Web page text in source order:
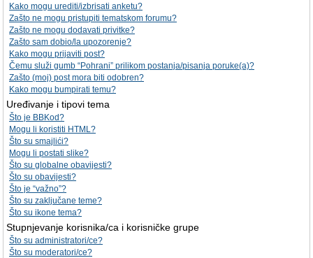
Kako mogu urediti/izbrisati anketu?
Zašto ne mogu pristupiti tematskom forumu?
Zašto ne mogu dodavati privitke?
Zašto sam dobio/la upozorenje?
Kako mogu prijaviti post?
Čemu služi gumb “Pohrani” prilikom postanja/pisanja poruke(a)?
Zašto (moj) post mora biti odobren?
Kako mogu bumpirati temu?
Uređivanje i tipovi tema
Što je BBKod?
Mogu li koristiti HTML?
Što su smajlići?
Mogu li postati slike?
Što su globalne obavijesti?
Što su obavijesti?
Što je “važno”?
Što su zaključane teme?
Što su ikone tema?
Stupnjevanje korisnika/ca i korisničke grupe
Što su administratori/ce?
Što su moderatori/ce?